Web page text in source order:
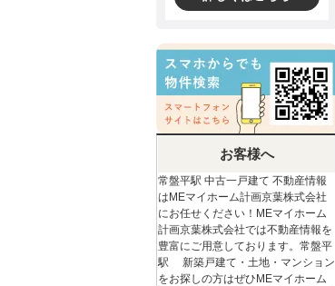
お客様へ
常盤平駅 中古一戸建て 不動産情報
はMEマイホーム計画京葉株式会社
にお任せください！MEマイホーム
計画京葉株式会社では不動産情報を
豊富にご用意しております。常盤平
駅 新築戸建て・土地・マンション
をお探しの方はぜひMEマイホーム